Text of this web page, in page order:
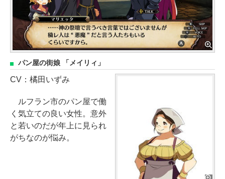
パン屋の街娘 「メイリィ」
CV：橘田いずみ
ルフラン市のパン屋で働
く気立ての良い女性。意外
と若いのだが年上に見られ
がちなのが悩み。